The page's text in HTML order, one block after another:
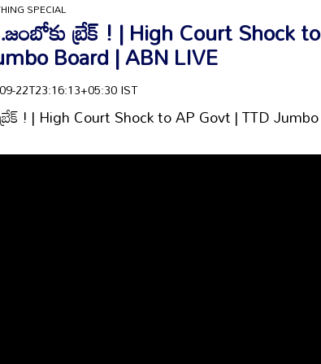
SPECIAL
బ్రేక్‌ ! | High Court Shock to
Board | ABN LIVE
22T23:16:13+05:30 IST
! | High Court Shock to AP Govt | TTD Jumbo